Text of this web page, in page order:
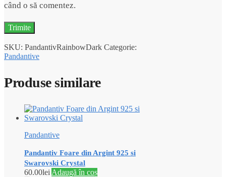
când o să comentez.
SKU: PandantivRainbowDark Categorie:
Pandantive
Produse similare
Pandantive
Pandantiv Foare din Argint 925 si
Swarovski Crystal
60.00lei Adaugă în coș